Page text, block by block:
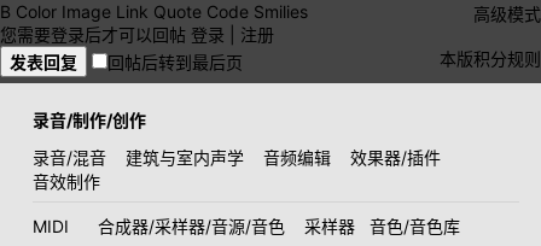
高级模式
B Color Image Link Quote Code Smilies
您需要登录后才可以回帖 登录
注册
本版积分规则
发表回复 回帖后转到最后页
录音/制作/创作
录音/混音
建筑与室内声学 音频编辑
效果器/插件
音效制作
MIDI 合成器/采样器/音源/音色 采样器 音色/音色库